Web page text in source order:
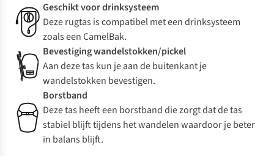
Geschikt voor drinksysteem
Deze rugtas is compatibel met een drinksysteem
zoals een CamelBak.
Bevestiging wandelstokken/pickel
Aan deze tas kun je aan de buitenkant je
wandelstokken bevestigen.
Borstband
Deze tas heeft een borstband die zorgt dat de tas
stabiel blijft tijdens het wandelen waardoor je beter
in balans blijft.